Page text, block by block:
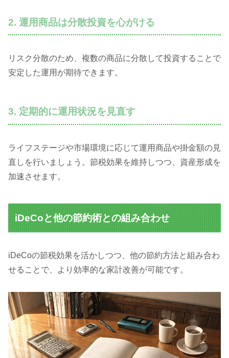
2. 運用商品は分散投資を心がける
リスク分散のため、複数の商品に分散して投資することで
安定した運用が期待できます。
3. 定期的に運用状況を見直す
ライフステージや市場環境に応じて運用商品や掛金額の見
直しを行いましょう。節税効果を維持しつつ、資産形成を
加速させます。
iDeCoと他の節約術との組み合わせ
iDeCoの節税効果を活かしつつ、他の節約方法と組み合わ
せることで、より効率的な家計改善が可能です。